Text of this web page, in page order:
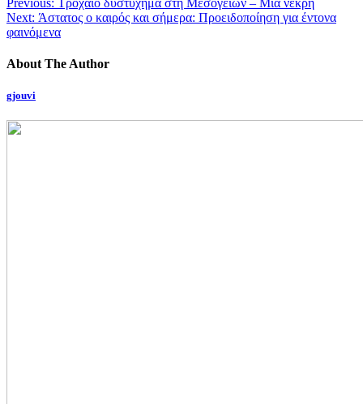
Next: Άστατος ο καιρός και σήμερα: Προειδοποίηση για έντονα
φαινόμενα
About The Author
gjouvi